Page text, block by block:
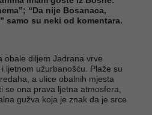
“Da nije Bosanaca,
samo su neki od komentara.
obale diljem Jadrana vrve
ljetnom užurbanošću. Plaže su
a ulice obalnih mjesta
se ona prava ljetna atmosfera,
gužva koja je znak da je srce